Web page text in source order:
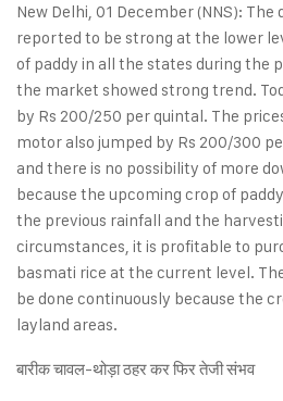
New Delhi, 01 December (NNS):
reported to be strong at the lower
of paddy in all the states during the
the market showed strong trend.
by Rs 200/250 per quintal. The
motor also jumped by Rs 200/300
and there is no possibility of more
because the upcoming crop of
the previous rainfall and the
circumstances, it is profitable to
basmati rice at the current level.
be done continuously because the
layland areas.
बारीक चावल-थोड़ा ठहर कर फिर तेजी संभव